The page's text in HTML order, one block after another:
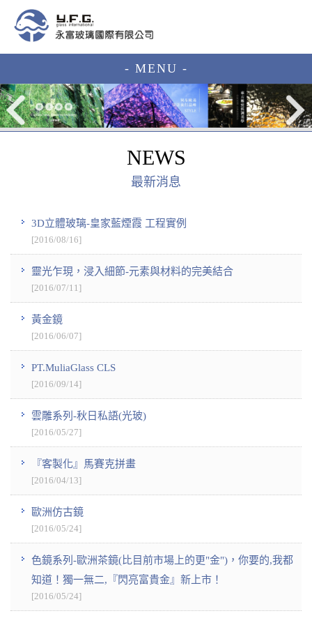
- MENU -
NEWS
最新消息
3D立體玻璃-皇家藍煙霞 工程實例
[2016/08/16]
靈光乍現，浸入細節-元素與材料的完美結合
[2016/07/11]
黃金鏡
[2016/06/07]
PT.MuliaGlass CLS
[2016/09/14]
雲雕系列-秋日私語(光玻)
[2016/05/27]
『客製化』馬賽克拼畫
[2016/04/13]
歐洲仿古鏡
[2016/05/24]
色鏡系列-歐洲茶鏡(比目前市場上的更"金")，你要的,我都
知道！獨一無二,『閃亮富貴金』新上市！
[2016/05/24]